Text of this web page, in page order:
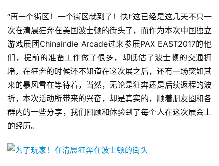
“再一个街区！一个街区就到了！快!“这已经是这几天不只一
次在清晨狂奔在美国波士顿的街头了，而作为本次中国独立
游戏展团Chinaindie Arcade过来参展PAX EAST2017的他
们，提前的准备工作做了很多，却低估了波士顿的交通拥
堵，在狂奔的时候还不知道在这次展之后，还有一场突如其
来的暴风雪在等待着，当然，无论是狂奔还是后续返程的波
折，本次活动所带来的兴奋，却是真实的，顺着朋友圈和各
群内的一些分享，我们回顾和体验到了每个人在这次展会上
的经历。